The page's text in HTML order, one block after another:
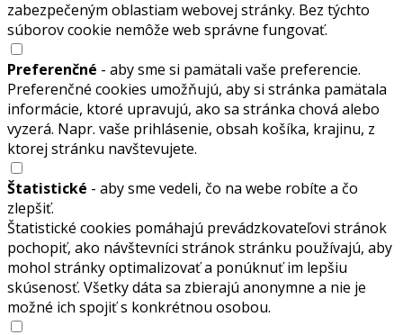
zabezpečeným oblastiam webovej stránky. Bez týchto
súborov cookie nemôže web správne fungovať.
Preferenčné - aby sme si pamätali vaše preferencie.
Preferenčné cookies umožňujú, aby si stránka pamätala
informácie, ktoré upravujú, ako sa stránka chová alebo
vyzerá. Napr. vaše prihlásenie, obsah košíka, krajinu, z
ktorej stránku navštevujete.
Štatistické - aby sme vedeli, čo na webe robíte a čo
zlepšiť.
Štatistické cookies pomáhajú prevádzkovateľovi stránok
pochopiť, ako návštevníci stránok stránku používajú, aby
mohol stránky optimalizovať a ponúknuť im lepšiu
skúsenosť. Všetky dáta sa zbierajú anonymne a nie je
možné ich spojiť s konkrétnou osobou.